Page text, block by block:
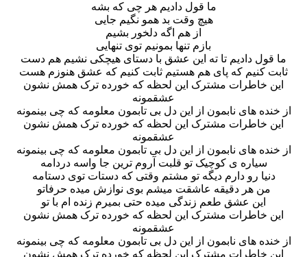
ما قول دادیم هر چی که بشه
هیچ وقت بد همو نگیم جایی
از هم اگه دلخور بشیم
بازم تنها بمونیم توی تنهایی
ما قول دادیم تا ته این عشق با دستای هیچکی نشیم هم دست
ثابت کنیم که پای هم هستیم ثابت کنیم که عشق هنوزم هست
این خاطرات مشترک این لحظه که خورده ترک همش نشون
عشقمونه
از خنده های نابمون از این دل بی تابمون معلومه که چی بینمونه
این خاطرات مشترک این لحظه که خورده ترک همش نشون
عشقمونه
از خنده های نابمون از این دل بی تابمون معلومه که چی بینمونه
سیاره ی کوچیک تو قلبت آروم ترین جا واسه دردامه
دنیا رو دارم دیگه تو مشتم وقتی که دستات توی دستامه
من هر دقیقه عاشقت میشم بوی نوازش میده حرفاتو
این عشق طعم زندگی میده حتی بمیرم زنده ام با تو
این خاطرات مشترک این لحظه که خورده ترک همش نشون
عشقمونه
از خنده های نابمون از این دل بی تابمون معلومه که چی بینمونه
این خاطرات مشترک این لحظه که خورده ترک همش نشون